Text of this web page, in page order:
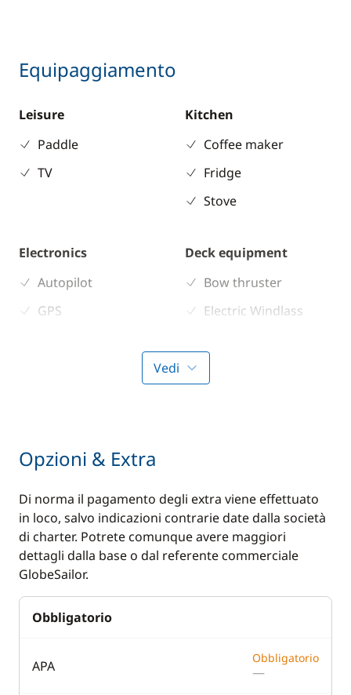
Equipaggiamento
Leisure
Paddle
TV
Kitchen
Coffee maker
Fridge
Stove
Electronics
Autopilot
GPS
Deck equipment
Bow thruster
Electric Windlass
Air-conditioning
Hot water
Vedi
Opzioni & Extra
Di norma il pagamento degli extra viene effettuato
in loco, salvo indicazioni contrarie date dalla società
di charter. Potrete comunque avere maggiori
dettagli dalla base o dal referente commerciale
GlobeSailor.
Obbligatorio
APA Obbligatorio
—